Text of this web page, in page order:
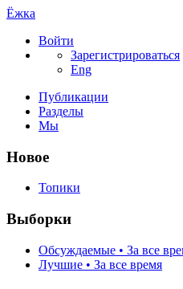
Ёжка
Войти
Зарегистрироваться
Eng
Публикации
Разделы
Мы
Новое
Топики
Выборки
Обсуждаемые • За все
Лучшие • За все время